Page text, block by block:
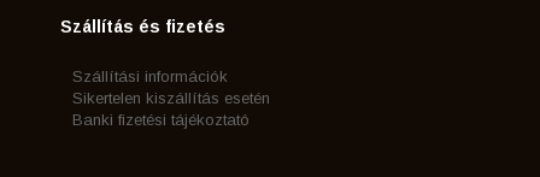
Szállítás és fizetés
Szállítási információk
Sikertelen kiszállítás esetén
Banki fizetési tájékoztató